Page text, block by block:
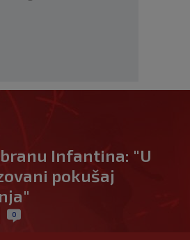
Infantina: "U
pokušaj
0